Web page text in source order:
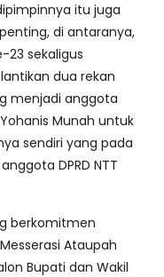
itu juga
di antaranya,
23 sekaligus
dua rekan
menjadi anggota
Munah untuk
sendiri yang pada
DPRD NTT
berkomitmen
Ataupah
Bupati dan Wakil